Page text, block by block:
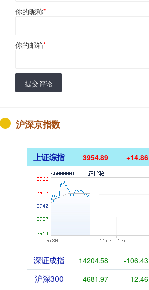
你的昵称*
你的邮箱*
提交评论
沪深京指数
上证综指 3954.89 +14.86
深证成指 14204.58 -106.43
沪深300 4681.97 -12.46